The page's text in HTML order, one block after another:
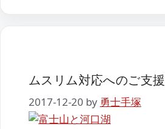
ムスリム対応へのご支援
2017-12-20 by 勇士手塚